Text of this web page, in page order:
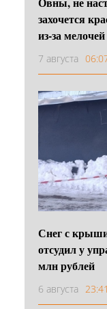
захочется
из-за мелочей
7 августа
Снег с
отсудил у
млн рублей
6 августа 23:41